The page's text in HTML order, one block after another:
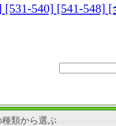
[531-540] [541-548] [
類から選ぶ